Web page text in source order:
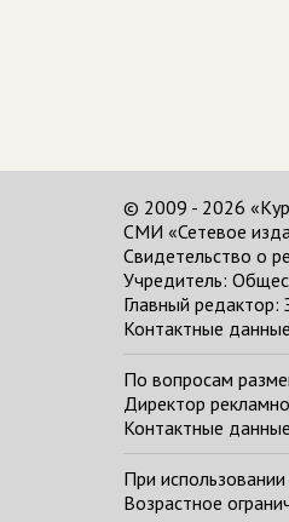
© 2009 - 2026
СМИ «Сетевое
Свидетельство о
Учредитель:
Главный редактор:
Контактные
По вопросам
Директор
Контактные
При
Возрастное